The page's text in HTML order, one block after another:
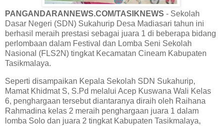
PANGANDARANNEWS.COM/TASIKNEWS - Sekolah
Dasar Negeri (SDN) Sukahurip Desa Madiasari tahun ini
berhasil meraih prestasi sebagai juara 1 di beberapa bidang
perlombaan dalam Festival dan Lomba Seni Sekolah
Nasional (FLS2N) tingkat Kecamatan Cineam Kabupaten
Tasikmalaya.
Seperti disampaikan Kepala Sekolah SDN Sukahurip,
Mamat Khidmat S, S.Pd melalui Acep Kuswana Wali Kelas
6, penghargaan tersebut diantaranya diraih oleh Raihana
Rahmadina kelas 2 meraih penghargaan juara 1 dalam
lomba Solo dan juara 2 tingkat Kabupaten Tasikmalaya,